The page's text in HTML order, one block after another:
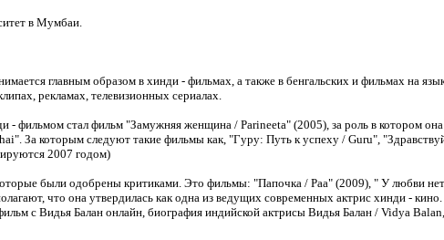
в Мумбаи.
главным образом в хинди - фильмах, а также в бенгальских и фильмах на
рекламах, телевизионных сериалах.
фильмом стал фильм "Замужняя женщина / Parineeta" (2005), за роль в котором
За которым следуют такие фильмы как, "Гуру: Путь к успеху / Guru",
2007 годом)
были одобрены критиками. Это фильмы: "Папочка / Paa" (2009), " У любви
что она утвердилась как одна из ведущих современных актрис хинди - кино.
с Видья Балан онлайн, биография индийской актрисы Видья Балан / Vidya